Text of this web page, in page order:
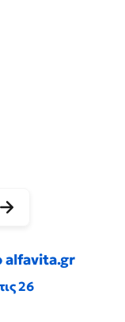
alfavita.gr
26